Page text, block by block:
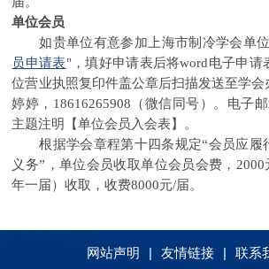
单位会员
如贵单位有意参加上海市制冷学会单
员申请表"，填好申请表后将word电子申请
位营业执照复印件盖公章后扫描发送至学
婷婷，18616265908（微信同号）。 电子邮
主题注明【单位会员入会表】。
根据学会章程第十四条规定“会员应履
义务”，单位会员收取单位会员会费， 2000
年一届）收取，收费8000元/届。
网站声明 友情链接 联系